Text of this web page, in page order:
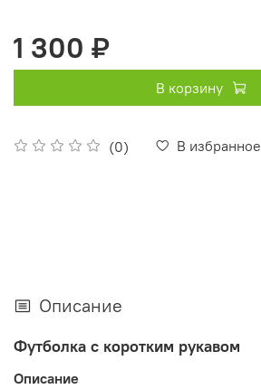
(0) В избранное
1 300 ₽
В корзину
Описание
Футболка с коротким рукавом
Описание